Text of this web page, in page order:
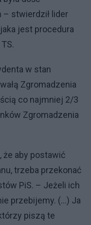
– stwierdził lider
jest procedura
w stan
Zgromadzenia
co najmniej 2/3
Zgromadzenia
że aby postawić
trzeba przekonać
PiS. – Jeżeli ich
przebijemy. (…) Ja
piszą te